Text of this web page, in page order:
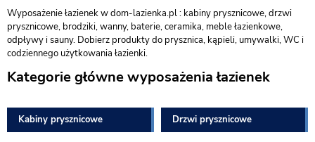
Wyposażenie łazienek w dom-lazienka.pl : kabiny prysznicowe, drzwi
prysznicowe, brodziki, wanny, baterie, ceramika, meble łazienkowe,
odpływy i sauny. Dobierz produkty do prysznica, kąpieli, umywalki, WC i
codziennego użytkowania łazienki.
Kategorie główne wyposażenia łazienek
Kabiny prysznicowe Drzwi prysznicowe